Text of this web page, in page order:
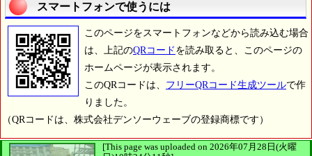
スマートフォンで使うには
このページをスマートフォンなどから読み込む場合
は、上記のQRコード を読み取ると、このページの
ホームページが表示されます。
このQRコードは、 フリーQRコード生成ツールで作
りました。
（QRコードは、株式会社デンソーウェーブの登録商標です）
[This page was uploaded on 2026年07月28日(火曜